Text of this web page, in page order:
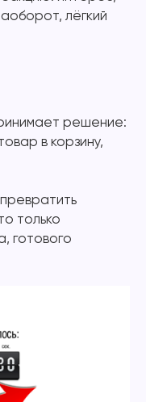
лёгкий
решение:
в корзину,
только
готового